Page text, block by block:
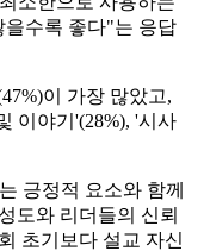
수록 좋다"는 응답
이 가장 많았고,
이야기'(28%), '시사
긍정적 요소와 함께
도와 리더들의 신뢰
초기보다 설교 자신